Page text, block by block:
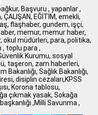
Başvuru , yapanlar ,
EĞİTİM, emekli,
flaşhaber, gundem, işçi,
memur, memur haber,
müdürleri, para, politika,
, toplu para ,
Kurumu, sosyal
taşeron, zam haberleri,
Sağlık Bakanlığı,
disiplin cezaları,KPSS
Korona tablosu,
çıkmak yasak, Sokağa
,Milli Savunma ,